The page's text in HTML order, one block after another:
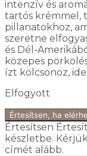
intenzív és
tartós krémmel,
pillanatokhoz,
szeretne
és Dél-
közepes
ízt kölcsönöz,
Elfogyott
Értesítsen, ha
Értesítsen
készletbe.
címét alább.